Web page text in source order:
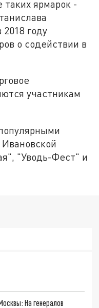
ярмарок -
году
о содействии в
участникам
"Уводь-Фест" и
На генералов